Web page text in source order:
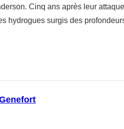
Cinq ans après leur
hydrogues surgis des